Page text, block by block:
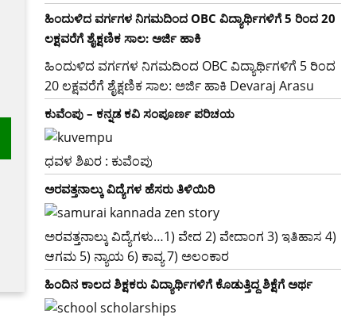
ಹಿಂದುಳಿದ ವರ್ಗಗಳ ನಿಗಮದಿಂದ OBC ವಿದ್ಯಾರ್ಥಿಗಳಿಗೆ 5 ರಿಂದ 20
ಲಕ್ಷವರೆಗೆ ಶೈಕ್ಷಣಿಕ ಸಾಲ: ಅರ್ಜಿ ಹಾಕಿ
ಹಿಂದುಳಿದ ವರ್ಗಗಳ ನಿಗಮದಿಂದ OBC ವಿದ್ಯಾರ್ಥಿಗಳಿಗೆ 5 ರಿಂದ
20 ಲಕ್ಷವರೆಗೆ ಶೈಕ್ಷಣಿಕ ಸಾಲ: ಅರ್ಜಿ ಹಾಕಿ Devaraj Arasu
ಕುವೆಂಪು – ಕನ್ನಡ ಕವಿ ಸಂಪೂರ್ಣ ಪರಿಚಯ
ಧವಳ ಶಿಖರ : ಕುವೆಂಪು
ಅರವತ್ತನಾಲ್ಕು ವಿದ್ಯೆಗಳ ಹೆಸರು ತಿಳಿಯಿರಿ
ಅರವತ್ತನಾಲ್ಕು ವಿದ್ಯೆಗಳು…1) ವೇದ 2) ವೇದಾಂಗ 3) ಇತಿಹಾಸ 4)
ಆಗಮ 5) ನ್ಯಾಯ 6) ಕಾವ್ಯ 7) ಅಲಂಕಾರ
ಹಿಂದಿನ ಕಾಲದ ಶಿಕ್ಷಕರು ವಿದ್ಯಾರ್ಥಿಗಳಿಗೆ ಕೊಡುತ್ತಿದ್ದ ಶಿಕ್ಷೆಗೆ ಅರ್ಥ